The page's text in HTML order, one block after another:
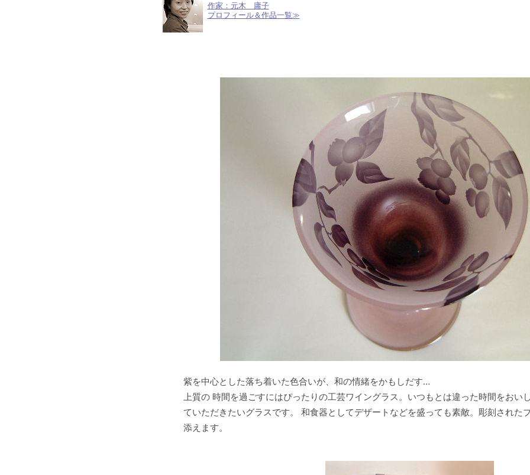
作家：元木 庸子
プロフィール＆作品一覧≫
紫を中心とした落ち着いた色合いが、和の情緒をかもしだす…
上質の 時間を過ごすにはぴったりの工芸ワイングラス。いつもとは違った時間をおい
ていただきたいグラスです。 和食器としてデザートなどを盛っても素敵。彫刻された
添えます。